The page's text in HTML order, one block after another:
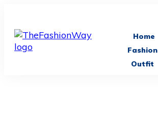
Home
Fashion
Outfit